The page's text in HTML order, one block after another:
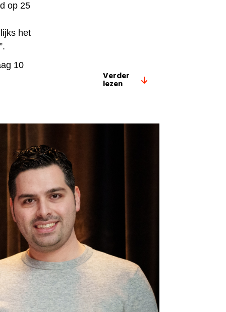
op 25
het
10
Verder
lezen